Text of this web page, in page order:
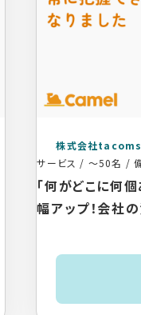
株式会社tacoms
サービス / ～50名 /
「何がどこに何
幅アップ！会社